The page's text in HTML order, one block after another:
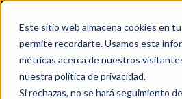
Este sitio web almacena cookies en
permite recordarte. Usamos esta
métricas acerca de nuestros
nuestra política de privacidad.
Si rechazas, no se hará seguimiento